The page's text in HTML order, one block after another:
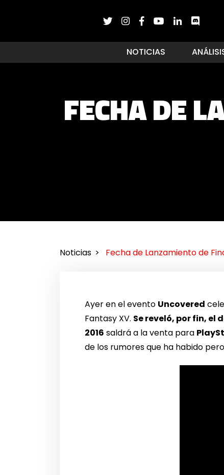
NOTICIAS
FECHA DE
Noticias Fecha de Lanzamiento de
Ayer en el evento Uncovered
Fantasy XV. Se reveló, por fin,
2016 saldrá a la venta para
de los rumores que ha habido